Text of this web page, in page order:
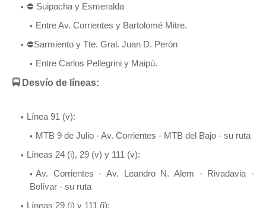
⛔ Suipacha y Esmeralda
Entre Av. Corrientes y Bartolomé Mitre.
⛔Sarmiento y Tte. Gral. Juan D. Perón
Entre Carlos Pellegrini y Maipú.
🚍 Desvío de líneas:
Línea 91 (v):
MTB 9 de Julio - Av. Corrientes - MTB del Bajo - su ruta
Líneas 24 (i), 29 (v) y 111 (v):
Av. Corrientes - Av. Leandro N. Alem - Rivadavia -
Bolívar - su ruta
Líneas 29 (i) y 111 (i):